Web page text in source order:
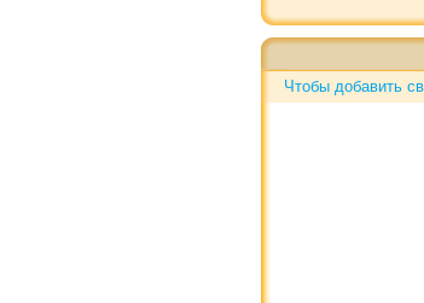
Чтобы добавить